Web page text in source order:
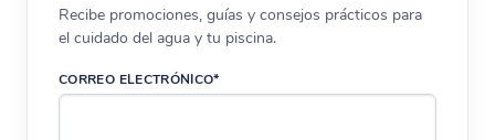
Recibe promociones, guías y consejos prácticos para
el cuidado del agua y tu piscina.
CORREO ELECTRÓNICO*